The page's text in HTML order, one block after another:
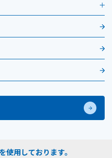
使用しております。